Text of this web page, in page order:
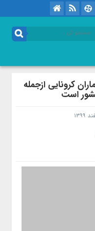
کرونایی ازجمله
است